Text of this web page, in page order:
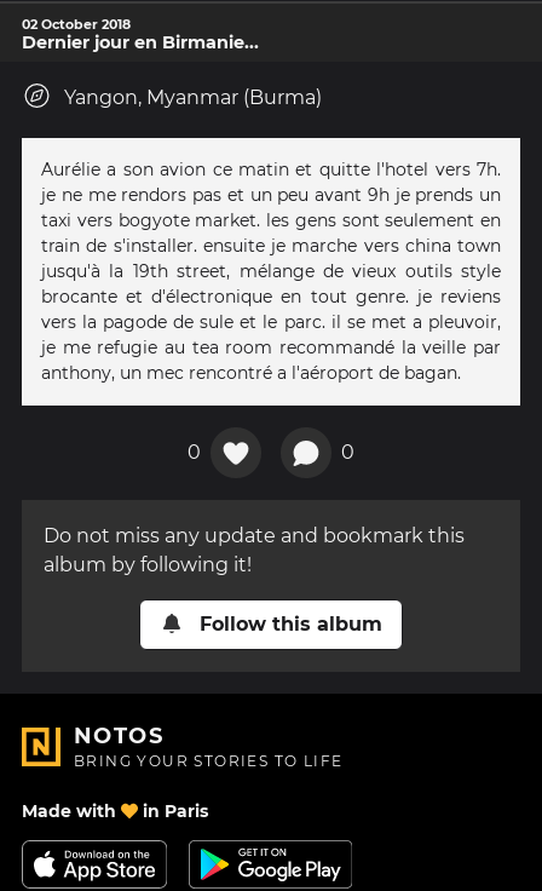
02 October 2018
Dernier jour en Birmanie...
Yangon, Myanmar (Burma)
Aurélie a son avion ce matin et quitte l'hotel vers 7h.
je ne me rendors pas et un peu avant 9h je prends un
taxi vers bogyote market. les gens sont seulement en
train de s'installer. ensuite je marche vers china town
jusqu'à la 19th street, mélange de vieux outils style
brocante et d'électronique en tout genre. je reviens
vers la pagode de sule et le parc. il se met a pleuvoir,
je me refugie au tea room recommandé la veille par
anthony, un mec rencontré a l'aéroport de bagan.
0 0
Do not miss any update and bookmark this
album by following it!
Follow this album
NOTOS
BRING YOUR STORIES TO LIFE
Made with in Paris